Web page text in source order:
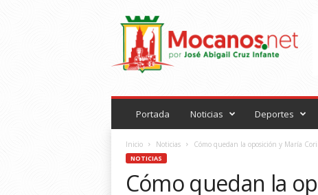
n
s
n
Portada Noticias Deportes
Inicio Noticias Cómo quedan la oposición y María
NOTICIAS
Cómo quedan la